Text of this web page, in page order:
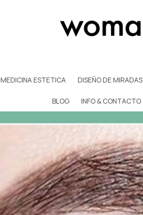
MEDICINA ESTETICA DISEÑO DE MIRADAS
BLOG INFO & CONTACTO